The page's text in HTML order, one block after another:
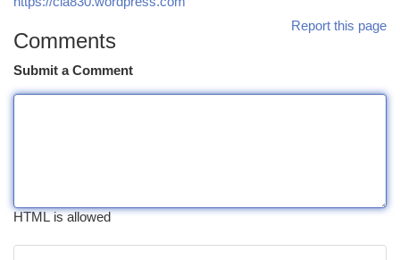
Report this page
Comments
Submit a Comment
HTML is allowed